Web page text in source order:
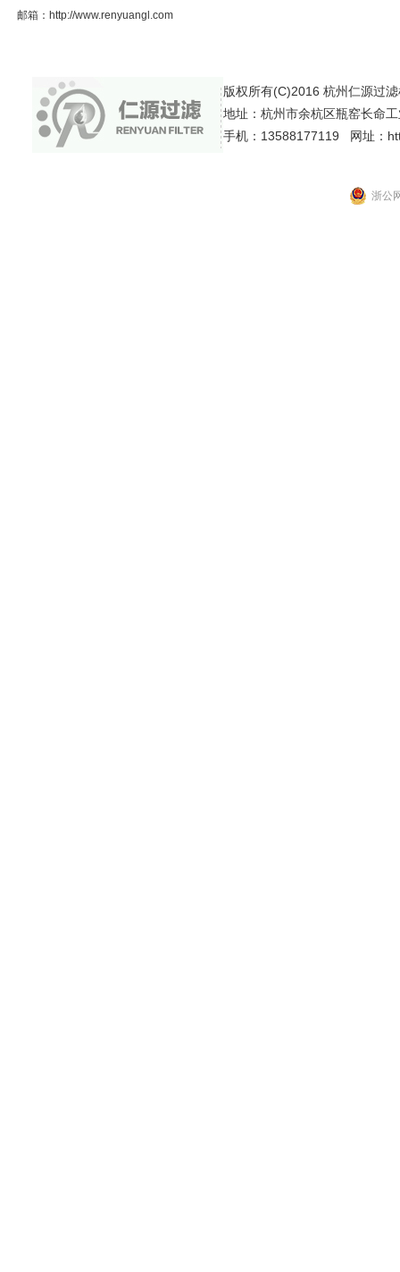
邮箱： http://www.renyuangl.com
版权所有(C)2016 杭州仁源过
地址：杭州市余杭区瓶窑长命
手机：13588177119 网址：
浙公